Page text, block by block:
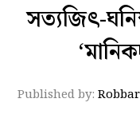
সত্যজিৎ-
Published by: